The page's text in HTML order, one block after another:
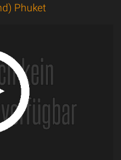
Phuket